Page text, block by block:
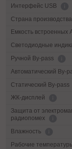
Интерфейс USB
Страна производства
Емкость встроенных
Светодиодные
Ручной By-pass
Автоматический By-
Статический By-pass
ЖК-дисплей
Защита от
радиопомех
Влажность
Рабочие